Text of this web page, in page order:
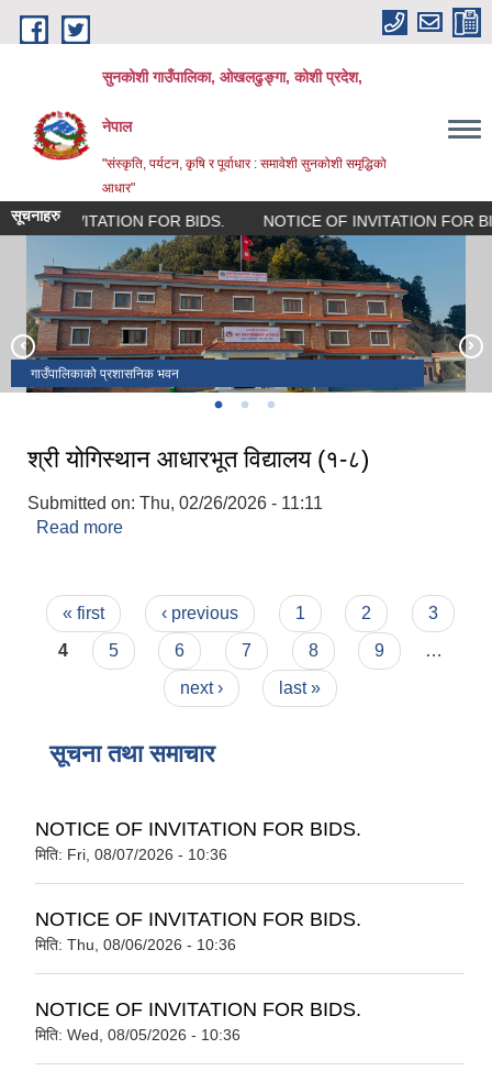
Skip to main content
सुनकोशी गाउँपालिका, ओखलढुङ्गा, कोशी प्रदेश,
नेपाल
"संस्कृति, पर्यटन, कृषि र पूर्वाधार : समावेशी सुनकोशी समृद्धिको
आधार"
सूचनाहरु
INVITATION FOR BIDS. NOTICE OF INVITATION FOR BIDS.
गाउँपालिकाको प्रशासनिक भवन
पहाडमा बनेको बुद्धको मूर्ति
रिसाङ्खु छ्योलुङ गुम्बा
श्री योगिस्थान आधारभूत विद्यालय (१-८)
Submitted on: Thu, 02/26/2026 - 11:11
Read more
Pages
« first ‹ previous 1 2
3
4
5 6 7 8 9
…
next ›
last »
सूचना तथा समाचार
NOTICE OF INVITATION FOR BIDS.
मिति: Fri, 08/07/2026 - 10:36
NOTICE OF INVITATION FOR BIDS.
मिति: Thu, 08/06/2026 - 10:36
NOTICE OF INVITATION FOR BIDS.
मिति: Wed, 08/05/2026 - 10:36